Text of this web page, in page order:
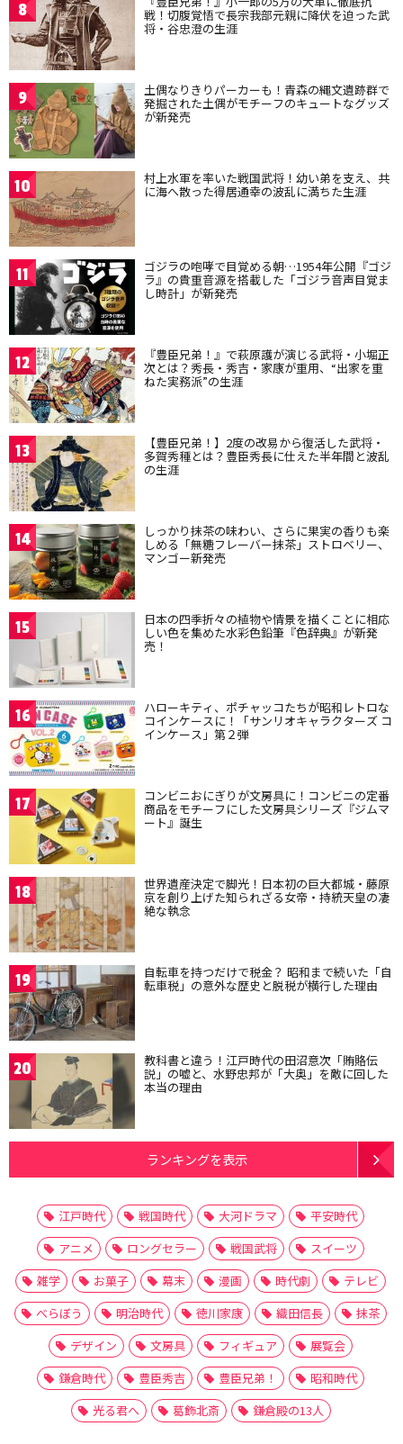
8 戦！切腹覚悟で長宗我部元親に降伏を迫った武
将・谷忠澄の生涯
9 土偶なりきりパーカーも！青森の縄文遺跡群で
発掘された土偶がモチーフのキュートなグッズ
が新発売
10 村上水軍を率いた戦国武将！幼い弟を支え、共
に海へ散った得居通幸の波乱に満ちた生涯
11 ゴジラの咆哮で目覚める朝…1954年公開『ゴジ
ラ』の貴重音源を搭載した「ゴジラ音声目覚ま
し時計」が新発売
12 『豊臣兄弟！』で萩原護が演じる武将・小堀正
次とは？秀長・秀吉・家康が重用、“出家を重
ねた実務派”の生涯
13 【豊臣兄弟！】2度の改易から復活した武将・
多賀秀種とは？豊臣秀長に仕えた半年間と波乱
の生涯
14 しっかり抹茶の味わい、さらに果実の香りも楽
しめる「無糖フレーバー抹茶」ストロベリー、
マンゴー新発売
15 日本の四季折々の植物や情景を描くことに相応
しい色を集めた水彩色鉛筆『色辞典』が新発
売！
16 ハローキティ、ポチャッコたちが昭和レトロな
コインケースに！「サンリオキャラクターズ コ
インケース」第２弾
17 コンビニおにぎりが文房具に！コンビニの定番
商品をモチーフにした文房具シリーズ『ジムマ
ート』誕生
18 世界遺産決定で脚光！日本初の巨大都城・藤原
京を創り上げた知られざる女帝・持統天皇の凄
絶な執念
19 自転車を持つだけで税金？ 昭和まで続いた「自
転車税」の意外な歴史と脱税が横行した理由
20 教科書と違う！江戸時代の田沼意次「賄賂伝
説」の嘘と、水野忠邦が「大奥」を敵に回した
本当の理由
ランキングを表示
江戸時代 戦国時代 大河ドラマ
平安時代
アニメ
ロングセラー 戦国武将
スイーツ
雑学
お菓子 幕末 漫画 時代劇
テレビ
べらぼう
明治時代 徳川家康 織田信長
抹茶
デザイン
文房具 フィギュア
展覧会
鎌倉時代
豊臣秀吉 豊臣兄弟！
昭和時代
光る君へ
葛飾北斎 鎌倉殿の13人